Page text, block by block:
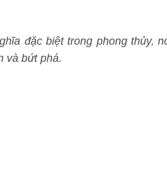
đặc biệt trong phong thủy,
và bứt phá.